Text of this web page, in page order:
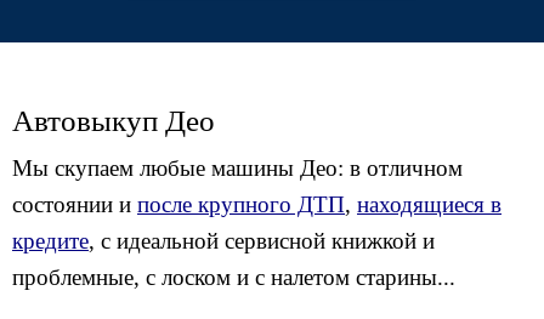
Автовыкуп Део
Мы скупаем любые машины Део: в отличном
состоянии и после крупного ДТП, находящиеся в
кредите, с идеальной сервисной книжкой и
проблемные, c лоском и с налетом старины...